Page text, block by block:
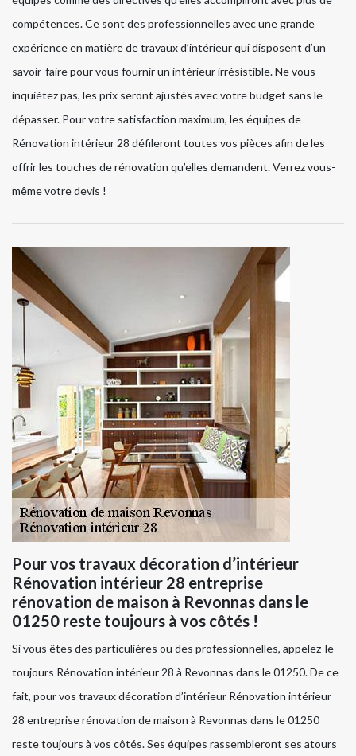
compétences. Ce sont des professionnelles avec une grande
expérience en matière de travaux d’intérieur qui disposent d’un
savoir-faire pour vous fournir un intérieur irrésistible. Ne vous
inquiétez pas, les prix seront ajustés avec votre budget sans le
dépasser. Pour votre satisfaction maximum, les équipes de
Rénovation intérieur 28 défileront toutes vos pièces afin de les
offrir les touches de rénovation qu’elles demandent. Verrez vous-
même votre devis !
Pour vos travaux décoration d’intérieur
Rénovation intérieur 28 entreprise
rénovation de maison à Revonnas dans le
01250 reste toujours à vos côtés !
Si vous êtes des particulières ou des professionnelles, appelez-le
toujours Rénovation intérieur 28 à Revonnas dans le 01250. De ce
fait, pour vos travaux décoration d’intérieur Rénovation intérieur
28 entreprise rénovation de maison à Revonnas dans le 01250
reste toujours à vos côtés. Ses équipes rassembleront ses atours